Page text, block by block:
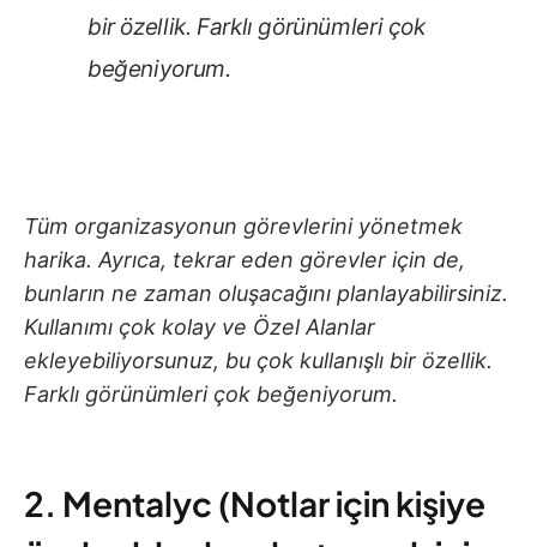
bir özellik. Farklı görünümleri çok
beğeniyorum.
Tüm organizasyonun görevlerini yönetmek
harika. Ayrıca, tekrar eden görevler için de,
bunların ne zaman oluşacağını planlayabilirsiniz.
Kullanımı çok kolay ve Özel Alanlar
ekleyebiliyorsunuz, bu çok kullanışlı bir özellik.
Farklı görünümleri çok beğeniyorum.
2. Mentalyc (Notlar için kişiye